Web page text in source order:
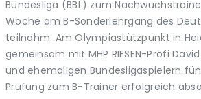
Bundesliga (BBL) zum
Woche am B-Sonderlehrgang des
teilnahm. Am Olympiastützpunkt in
gemeinsam mit MHP RIESEN-Profi
und ehemaligen Bundesligaspielern
Prüfung zum B-Trainer erfolgreich